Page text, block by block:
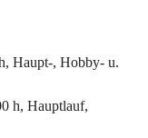
Haupt-, Hobby- u.
h, Hauptlauf,